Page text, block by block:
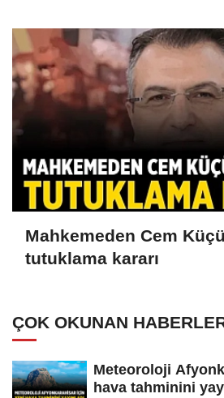
Mahkemeden Cem
tutuklama kararı
ÇOK OKUNAN
Meteoroloji
hava tahminini